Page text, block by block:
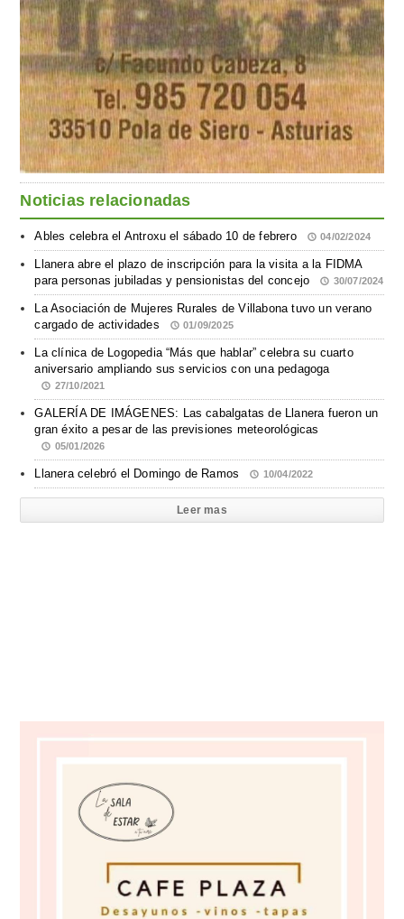
Noticias relacionadas
Ables celebra el Antroxu el sábado 10 de febrero 04/02/2024
Llanera abre el plazo de inscripción para la visita a la FIDMA
para personas jubiladas y pensionistas del concejo
30/07/2024
La Asociación de Mujeres Rurales de Villabona tuvo un verano
cargado de actividades
01/09/2025
La clínica de Logopedia “Más que hablar” celebra su cuarto
aniversario ampliando sus servicios con una pedagoga
27/10/2021
GALERÍA DE IMÁGENES: Las cabalgatas de Llanera fueron un
gran éxito a pesar de las previsiones meteorológicas
05/01/2026
Llanera celebró el Domingo de Ramos 10/04/2022
Leer mas